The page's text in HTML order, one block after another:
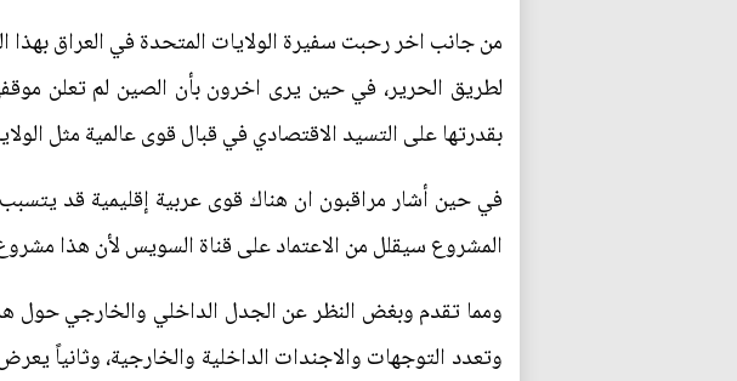
من جانب اخر رحبت سفيرة الولايات المتحدة في العراق
لطريق الحرير، في حين يرى اخرون بأن الصين لم تعلن
بقدرتها على التسيد الاقتصادي في قبال قوى عالمية مثل
في حين أشار مراقبون ان هناك قوى عربية إقليمية قد
المشروع سيقلل من الاعتماد على قناة السويس لأن هذا
ومما تقدم وبغض النظر عن الجدل الداخلي والخارجي حول
وتعدد التوجهات والاجندات الداخلية والخارجية، وثانياً